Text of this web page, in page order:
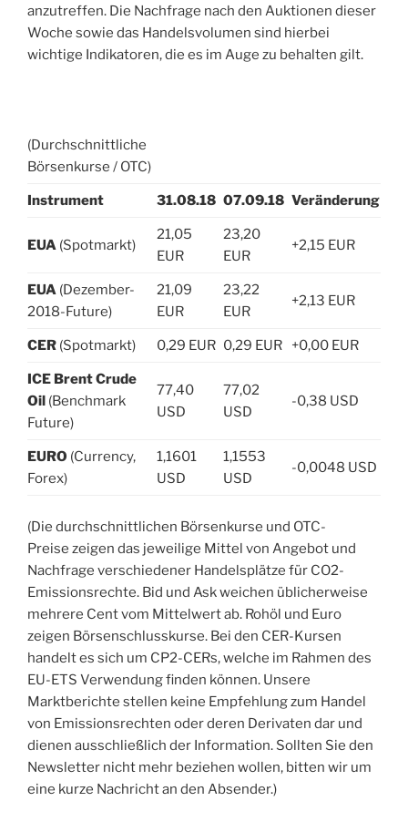
anzutreffen. Die Nachfrage nach den Auktionen dieser
Woche sowie das Handelsvolumen sind hierbei
wichtige Indikatoren, die es im Auge zu behalten gilt.
(Durchschnittliche
Börsenkurse / OTC)
Instrument 31.08.18 07.09.18 Veränderung
EUA (Spotmarkt)
21,05
EUR
23,20
EUR
+2,15 EUR
EUA (Dezember-
2018-Future)
21,09
EUR
23,22
EUR
+2,13 EUR
CER (Spotmarkt) 0,29 EUR 0,29 EUR +0,00 EUR
ICE Brent Crude
Oil (Benchmark
Future)
77,40
USD
77,02
USD
-0,38 USD
EURO (Currency,
Forex)
1,1601
USD
1,1553
USD
-0,0048 USD
(Die durchschnittlichen Börsenkurse und OTC-
Preise zeigen das jeweilige Mittel von Angebot und
Nachfrage verschiedener Handelsplätze für CO2-
Emissionsrechte. Bid und Ask weichen üblicherweise
mehrere Cent vom Mittelwert ab. Rohöl und Euro
zeigen Börsenschlusskurse. Bei den CER-Kursen
handelt es sich um CP2-CERs, welche im Rahmen des
EU-ETS Verwendung finden können. Unsere
Marktberichte stellen keine Empfehlung zum Handel
von Emissionsrechten oder deren Derivaten dar und
dienen ausschließlich der Information. Sollten Sie den
Newsletter nicht mehr beziehen wollen, bitten wir um
eine kurze Nachricht an den Absender.)